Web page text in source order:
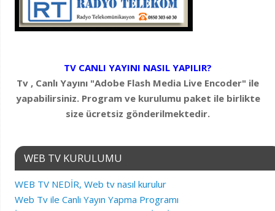
TV CANLI YAYINI NASIL YAPILIR?
Tv , Canlı Yayını "Adobe Flash Media Live Encoder" ile
yapabilirsiniz. Program ve kurulumu paket ile birlikte
size ücretsiz gönderilmektedir.
WEB TV KURULUMU
WEB TV NEDİR, Web tv nasıl kurulur
Web Tv ile Canlı Yayın Yapma Programı